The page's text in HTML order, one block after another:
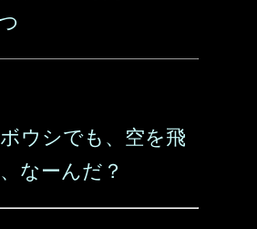
ウシでも、空を飛
なーんだ？